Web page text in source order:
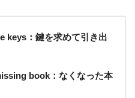
keys：鍵を求めて引き出
book：なくなった本